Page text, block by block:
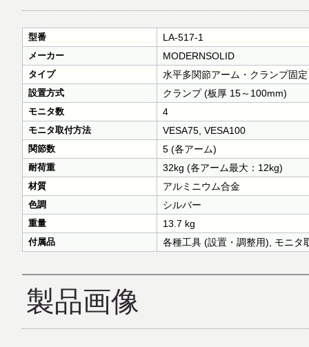
型番 LA-517-1
メーカー MODERNSOLID
タイプ 水平多関節アーム・クランプ固定
設置方式 クランプ (板厚 15～100mm)
モニタ数 4
モニタ取付方法 VESA75, VESA100
関節数 5 (各アーム)
耐荷重 32kg (各アーム最大：12kg)
材質 アルミニウム合金
色調 シルバー
重量 13.7 kg
付属品 各種工具 (設置・調整用), モニタ
製品画像